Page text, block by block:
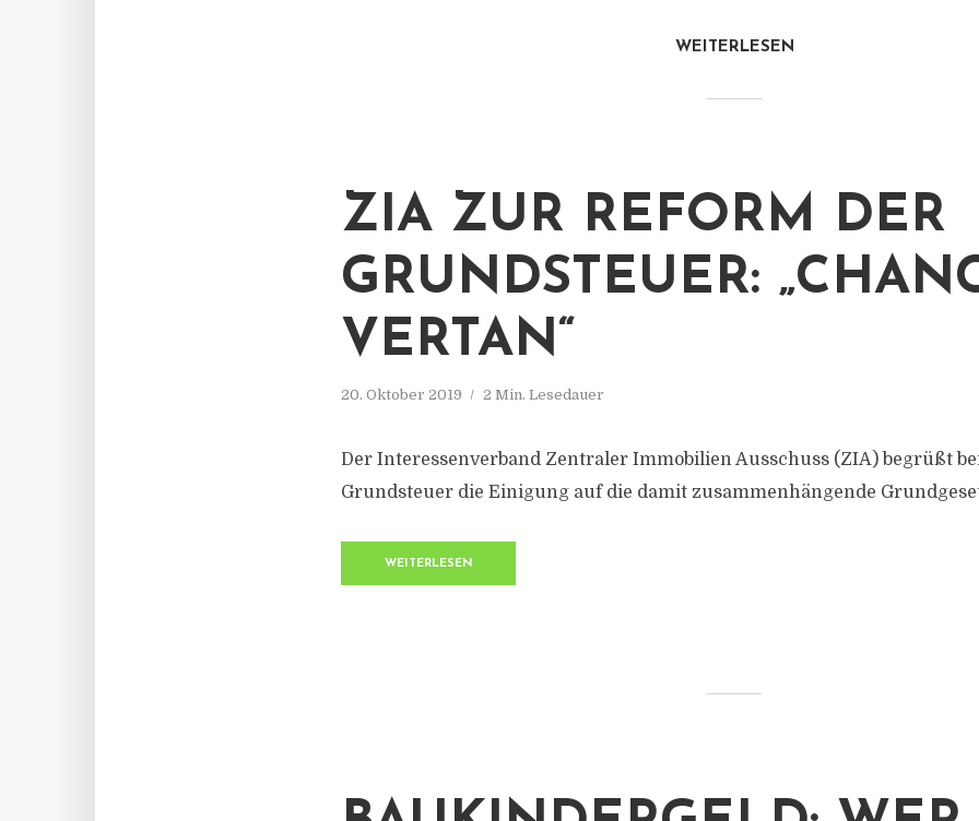
WEITERLESEN
ZIA ZUR REFORM DER
GRUNDSTEUER:
VERTAN“
20. Oktober 2019 2 Min. Lesedauer
Der Interessenverband Zentraler Immobilien Ausschuss (ZIA) begrüßt
Grundsteuer die Einigung auf die damit zusammenhängende
WEITERLESEN